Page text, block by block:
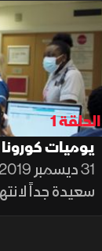
الحلقة 1
يوميات كورونا